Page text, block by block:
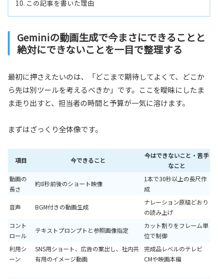
この記事を書いた理由
Geminiの動画生成で今まさにできることと
絶対にできないことを一目で整理する
最初に押さえたいのは、「どこまで期待してよくて、どこか
ら先は別ツールを考えるべきか」です。ここを曖昧にしたま
ま走り出すと、担当者の時間と予算が一気に溶けます。
まずはざっくり全体像です。
項目 今できること
今はできないこと・苦手
なこと
動画の
長さ
約8秒前後のショート映像
1本で30秒以上の長尺作
成
音声 BGM付きの動画生成
ナレーション原稿どおり
の読み上げ
コント
ロール
テキストプロンプトと参照画像指定
カット割りをフレーム単
位で制御
利用シ
ーン
SNS用ショート、広告の案出し、社内共
有用のイメージ動画
完成品レベルのテレビ
CMや映画本編